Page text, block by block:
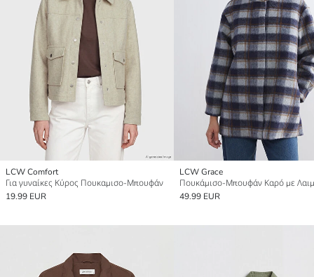
LCW Comfort
Για γυναίκες Κύρος Πουκαμισο-Μπουφάν
19.99 EUR
LCW Grace
49.99 EUR